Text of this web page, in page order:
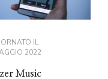
IL
2022
Music